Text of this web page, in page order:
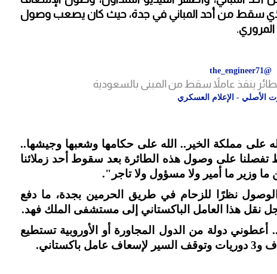
الذي سقط من أحد المباني في جدة، حيث كان يصعب وصول
@the_engineer71
ينقذ عاملاً سقط من المبنى بالسعودية
الأصلي - الإعلام العسكري
على مملكة الخير.. الله على حكامها وشعبها وجيشها..
العجيب.. 15 دقيقة فقط تفصلنا على وصول هذه الطائرة بعد سقوط أحد زملائنا
نظرًا للزحام في طريق الحرمين بجدة، ما دفع
نقل هذا العامل الباكستاني إلى مستشفى الملك فهد.
أعطوني دولة من الدول المجاورة أو الأوروبية تستطيع